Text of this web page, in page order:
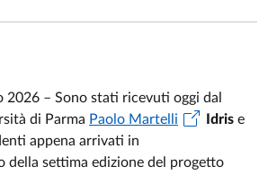
2026 – Sono stati ricevuti oggi dal
di Parma Paolo Martelli Idris e
appena arrivati in
della settima edizione del progetto